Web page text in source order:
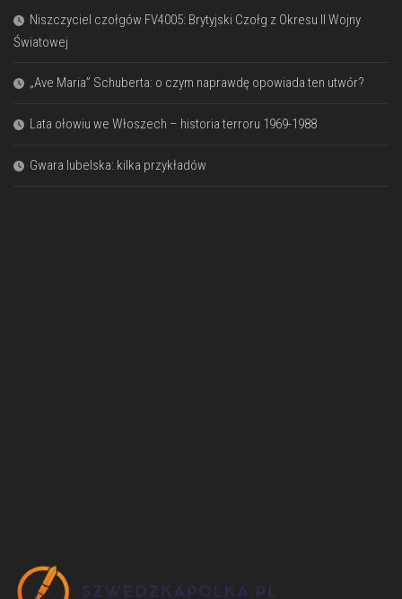
Niszczyciel czołgów FV4005: Brytyjski Czołg z Okresu II Wojny
Światowej
„Ave Maria” Schuberta: o czym naprawdę opowiada ten utwór?
Lata ołowiu we Włoszech – historia terroru 1969-1988
Gwara lubelska: kilka przykładów